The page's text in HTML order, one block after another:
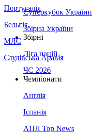
Португалія
Бельгія
МЛС
Саудівська Аравія
Суперкубок України
Збірна України
Збірні
Ліга націй
ЧС 2026
Чемпіонати
Англія
Іспанія
АПЛ Top News